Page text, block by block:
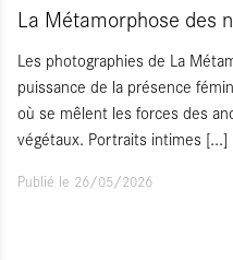
La Métamorphose des
Les photographies de La
puissance de la présence
où se mêlent les forces des
végétaux. Portraits intimes [...]
Publié le 26/05/2026